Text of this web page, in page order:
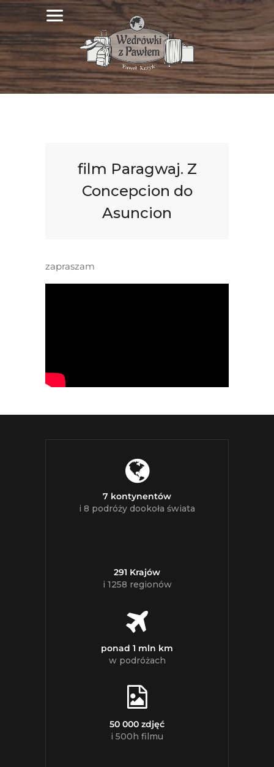
film Paragwaj. Z
Concepcion do
Asuncion
zapraszam
7 kontynentów
i 8 podróży dookoła świata
291 Krajów
i 1258 regionów
ponad 1 mln km
w podróżach
50 000 zdjęć
i 500h filmu